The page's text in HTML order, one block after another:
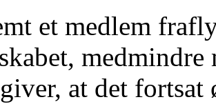
et medlem
at det fortsat